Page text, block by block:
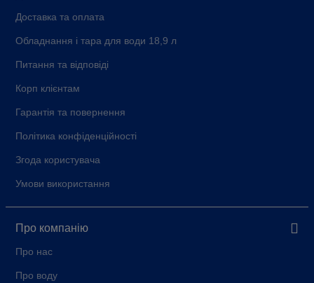
Доставка та оплата
Обладнання і тара для води 18,9 л
Питання та відповіді
Корп клієнтам
Гарантія та повернення
Політика конфіденційності
Згода користувача
Умови використання
Про компанію
Про нас
Про воду